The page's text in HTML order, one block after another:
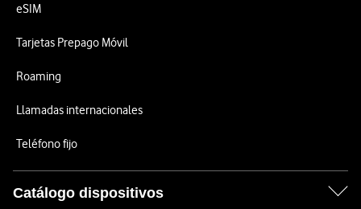
eSIM
Tarjetas Prepago Móvil
Roaming
Llamadas internacionales
Teléfono fijo
Catálogo dispositivos